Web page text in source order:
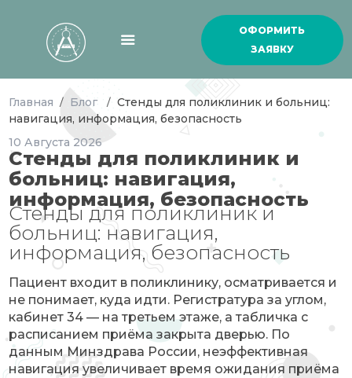
ОФОРМИТЬ
ЗАЯВКУ
Главная / Блог / Стенды для поликлиник и больниц:
навигация, информация, безопасность
10 Августа 2026
Стенды для поликлиник и
больниц: навигация,
информация, безопасность
Стенды для поликлиник и
больниц: навигация,
информация, безопасность
Пациент входит в поликлинику, осматривается и
не понимает, куда идти. Регистратура за углом,
кабинет 34 — на третьем этаже, а табличка с
расписанием приёма закрыта дверью. По
данным Минздрава России, неэффективная
навигация увеличивает время ожидания приёма